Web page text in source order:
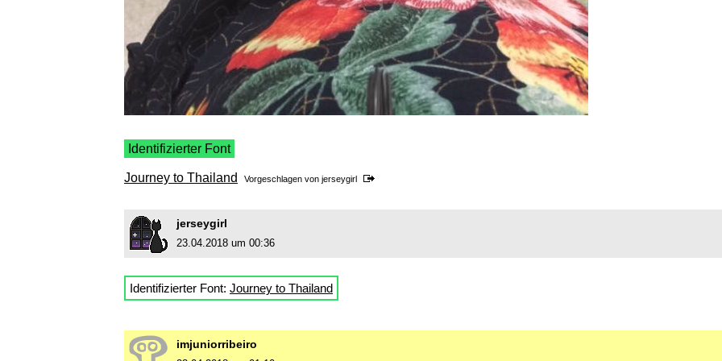
Identifizierter Font
Journey to Thailand Vorgeschlagen von jerseygirl
jerseygirl
23.04.2018 um 00:36
Identifizierter Font: Journey to Thailand
imjuniorribeiro